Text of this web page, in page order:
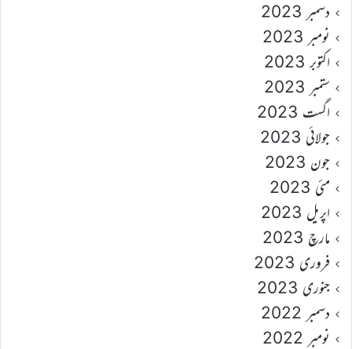
دسمبر 2023
نومبر 2023
اکتوبر 2023
ستمبر 2023
اگست 2023
جولائی 2023
جون 2023
مئی 2023
اپریل 2023
مارچ 2023
فروری 2023
جنوری 2023
دسمبر 2022
نومبر 2022